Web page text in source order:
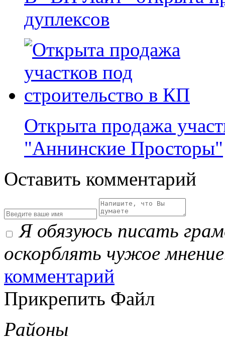
дуплексов
Открыта продажа
"Аннинские Просторы"
Оставить комментарий
Я обязуюсь писать
оскорблять чужое
комментарий
Прикрепить Файл
Районы